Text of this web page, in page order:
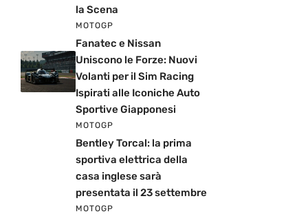
la Scena
MOTOGP
Fanatec e Nissan
Uniscono le Forze: Nuovi
Volanti per il Sim Racing
Ispirati alle Iconiche Auto
Sportive Giapponesi
MOTOGP
Bentley Torcal: la prima
sportiva elettrica della
casa inglese sarà
presentata il 23 settembre
MOTOGP